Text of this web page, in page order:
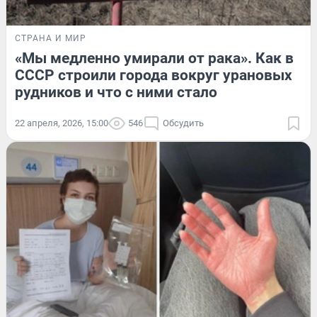
СТРАНА И МИР
«Мы медленно умирали от рака». Как в
СССР строили города вокруг урановых
рудников и что с ними стало
22 апреля, 2026, 15:00 546 Обсудить